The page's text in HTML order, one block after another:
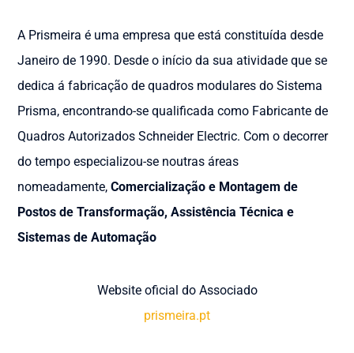
A Prismeira é uma empresa que está constituída desde
Janeiro de 1990. Desde o início da sua atividade que se
dedica á fabricação de quadros modulares do Sistema
Prisma, encontrando-se qualificada como Fabricante de
Quadros Autorizados Schneider Electric. Com o decorrer
do tempo especializou-se noutras áreas
nomeadamente,Comercialização e Montagem de
Postos de Transformação, Assistência Técnica e
Sistemas de Automação
Website oficial do Associado
prismeira.pt